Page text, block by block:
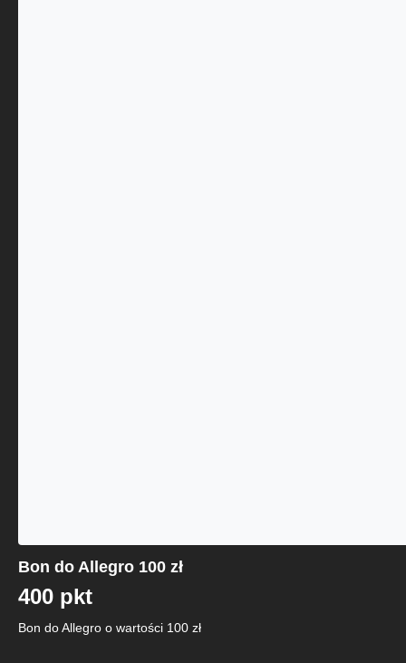
Bon do Allegro 100 zł
400 pkt
Bon do Allegro o wartości 100 zł